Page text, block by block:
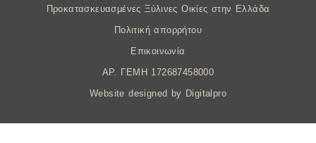
Προκατασκευασμένες Ξύλινες Οικίες στην Ελλάδα
Πολιτική απορρήτου
Επικοινωνία
AΡ. ΓΕΜΗ 172687458000
Website designed by Digitalpro